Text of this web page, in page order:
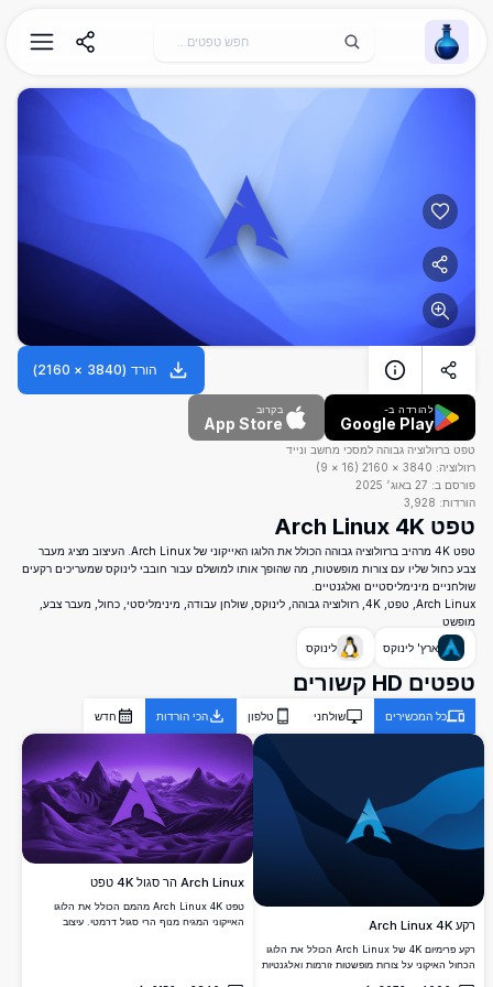
Wallpaper Alchemy
הורד (
3840
×
2160
)
להורדה ב-
Google Play
בקרוב
App Store
טפט ברזולוציה גבוהה למסכי מחשב ונייד
רזולוציה: 3840
×
2160
(
16
×
9
)
פורסם ב: 27 באוג׳ 2025
הורדות: 3,928
טפט Arch Linux 4K
טפט 4K מרהיב ברזולוציה גבוהה הכולל את הלוגו האייקוני של Arch Linux. העיצוב מציג מעבר
צבע כחול שליו עם צורות מופשטות, מה שהופך אותו למושלם עבור חובבי לינוקס שמעריכים רקעים
שולחניים מינימליסטיים ואלגנטיים.
Arch Linux, טפט, 4K, רזולוציה גבוהה, לינוקס, שולחן עבודה, מינימליסטי, כחול, מעבר צבע,
מופשט
ארץ' לינוקס
לינוקס
טפטים HD קשורים
כל המכשירים שולחני טלפון הכי הורדות חדש
רקע Arch Linux 4K
רקע פרימיום 4K של Arch Linux הכולל את הלוגו
הכחול האיקוני על צורות מופשטות זורמות ואלגנטיות
Arch Linux הר סגול 4K טפט
טפט Arch Linux 4K מהמם הכולל את הלוגו
האייקוני המגיח מנוף הרי סגול דרמטי. עיצוב